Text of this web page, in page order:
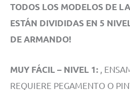
TODOS LOS MODELOS DE
ESTÁN DIVIDIDAS EN 5
DE ARMANDO!
MUY FÁCIL – NIVEL 1: ,
REQUIERE PEGAMENTO O